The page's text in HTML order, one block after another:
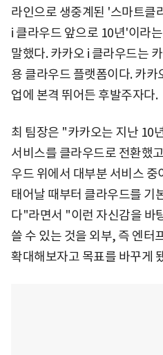
라인으로 생중계된 '스마트클
i 클라우드 앞으로 10년'이라
말했다. 카카오 i 클라우드는
용 클라우드 플랫폼이다. 카
업에 본격 뛰어든 후발주자다.
최 팀장은 "카카오는 지난 10
서비스를 클라우드로 전환했
우드 위에서 대부분 서비스
태어날 때부터 클라우드를 기
다"라면서 "이런 자신감을 바
쓸 수 있는 것을 외부, 즉 엔터
확대해보자고 목표를 바꾸게